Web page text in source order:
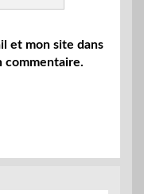
et mon site dans
commentaire.